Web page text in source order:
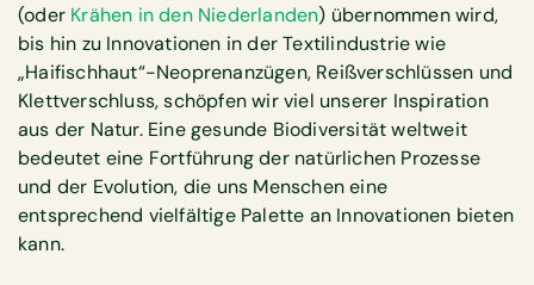
(oder Krähen in den Niederlanden) übernommen wird,
bis hin zu Innovationen in der Textilindustrie wie
„Haifischhaut“-Neoprenanzügen, Reißverschlüssen und
Klettverschluss, schöpfen wir viel unserer Inspiration
aus der Natur. Eine gesunde Biodiversität weltweit
bedeutet eine Fortführung der natürlichen Prozesse
und der Evolution, die uns Menschen eine
entsprechend vielfältige Palette an Innovationen bieten
kann.